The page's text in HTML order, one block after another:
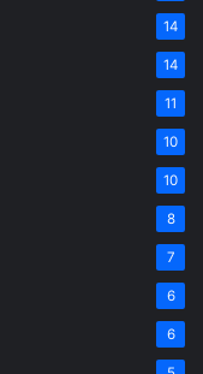
14
14
11
10
10
8
7
6
6